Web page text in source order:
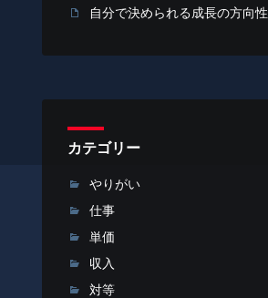
自分で決められる成長の方向性
カテゴリー
やりがい
仕事
単価
収入
対等